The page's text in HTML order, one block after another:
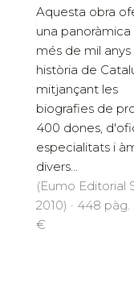
Aquesta obra
una panoràmica
més de mil anys
història de
mitjançant les
biografies de
400 dones,
especialitats i
divers...
(Eumo Editorial
2010) · 448 pàg.
€